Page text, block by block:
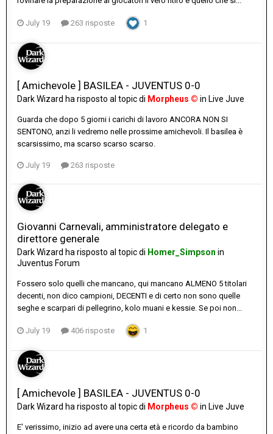
July 19 263 risposte 1
[ Amichevole ] BASILEA - JUVENTUS 0-0
Dark Wizard ha risposto al topic di Morpheus © in Live Juve
Guarda che dopo 5 giorni i carichi di lavoro ANCORA NON SI
SENTONO, anzi li vedremo nelle prossime amichevoli. Il basilea è
scarsissimo, ma scarso scarso scarso.
July 19 263 risposte
Giovanni Carnevali, amministratore delegato e
direttore generale
Dark Wizard ha risposto al topic di Homer_Simpson in
Juventus Forum
Fossero solo quelli che mancano, qui mancano ALMENO 5 titolari
decenti, non dico campioni, DECENTI e di certo non sono quelle
seghe e scarpari di pellegrino, kolo muani e kessie. Se poi non...
July 19 406 risposte 1
[ Amichevole ] BASILEA - JUVENTUS 0-0
Dark Wizard ha risposto al topic di Morpheus © in Live Juve
E' verissimo, inizio ad avere una certa età e ricordo da bambino